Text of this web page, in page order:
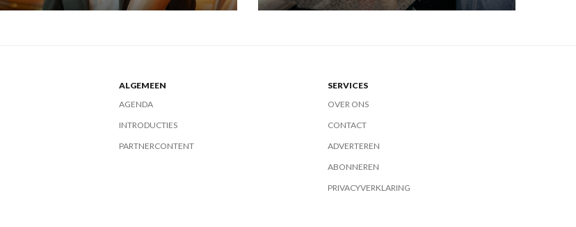
ALGEMEEN
AGENDA
INTRODUCTIES
PARTNERCONTENT
SERVICES
OVER ONS
CONTACT
ADVERTEREN
ABONNEREN
PRIVACYVERKLARING